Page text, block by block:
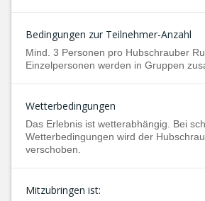
Bedingungen zur Teilnehmer-Anzahl
Mind. 3 Personen pro Hubschrauber
Einzelpersonen werden in Gruppen
Wetterbedingungen
Das Erlebnis ist wetterabhängig. Bei
Wetterbedingungen wird der
verschoben.
Mitzubringen ist: